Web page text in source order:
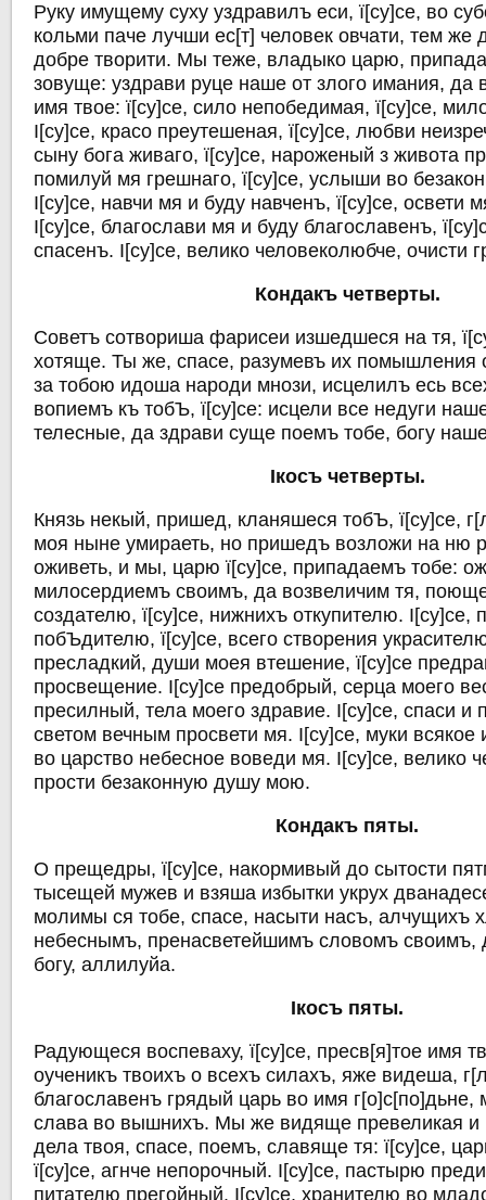
Руку имущему суху уздравилъ еси, ї[су]се, во
кольми паче лучши ес[т] человек овчати, тем же
добре творити. Мы теже, владыко царю,
зовуще: уздрави руце наше от злого имания,
имя твое: ї[су]се, сило непобедимая, ї[су]се,
I[су]се, красо преутешеная, ї[су]се, любви
сыну бога живаго, ї[су]се, нароженый з живота
помилуй мя грешнаго, ї[су]се, услыши во
I[су]се, навчи мя и буду навченъ, ї[су]се, освети
I[су]се, благослави мя и буду благославенъ,
спасенъ. I[су]се, велико человеколюбче,
Кондакъ четверты.
Советъ сотвориша фарисеи изшедшеся на тя,
хотяще. Ты же, спасе, разумевъ их помышления
за тобою идоша народи мнози, исцелилъ есь
вопиемъ къ тобЪ, ї[су]се: исцели все недуги
телесные, да здрави суще поемъ тобе, богу
Iкосъ четверты.
Князь некый, пришед, кланяшеся тобЪ, ї[су]се,
моя ныне умираеть, но пришедъ возложи на ню
оживеть, и мы, царю ї[су]се, припадаемъ тобе:
милосердиемъ своимъ, да возвеличим тя,
создателю, ї[су]се, нижнихъ откупителю. I[су]се,
побЪдителю, ї[су]се, всего створения
пресладкий, души моея втешение, ї[су]се
просвещение. I[су]се предобрый, серца моего
пресилный, тела моего здравие. I[су]се, спаси и
светом вечным просвети мя. I[су]се, муки всякое
во царство небесное воведи мя. I[су]се, велико
прости безаконную душу мою.
Кондакъ пяты.
О прещедры, ї[су]се, накормивый до сытости
тысещей мужев и взяша избытки укрух
молимы ся тобе, спасе, насыти насъ, алчущихъ
небеснымъ, пренасветейшимъ словомъ своимъ,
богу, аллилуйа.
Iкосъ пяты.
Радующеся воспеваху, ї[су]се, пресв[я]тое имя
оученикъ твоихъ о всехъ силахъ, яже видеша,
благославенъ грядый царь во имя г[о]с[по]дьне,
слава во вышнихъ. Мы же видяще превеликая и
дела твоя, спасе, поемъ, славяще тя: ї[су]се,
ї[су]се, агнче непорочный. I[су]се, пастырю
питателю прегойный. I[су]се, хранителю во